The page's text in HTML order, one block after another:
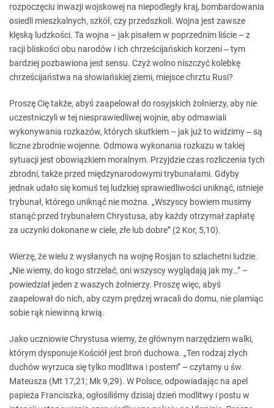
rozpoczęciu inwazji wojskowej na niepodległy kraj, bombardowania
osiedli mieszkalnych, szkół, czy przedszkoli. Wojna jest zawsze
klęską ludzkości. Ta wojna – jak pisałem w poprzednim liście – z
racji bliskości obu narodów i ich chrześcijańskich korzeni ‒ tym
bardziej pozbawiona jest sensu. Czyż wolno niszczyć kolebkę
chrześcijaństwa na słowiańskiej ziemi, miejsce chrztu Rusi?
Proszę Cię także, abyś zaapelował do rosyjskich żołnierzy, aby nie
uczestniczyli w tej niesprawiedliwej wojnie, aby odmawiali
wykonywania rozkazów, których skutkiem – jak już to widzimy ‒ są
liczne zbrodnie wojenne. Odmowa wykonania rozkazu w takiej
sytuacji jest obowiązkiem moralnym. Przyjdzie czas rozliczenia tych
zbrodni, także przed międzynarodowymi trybunałami. Gdyby
jednak udało się komuś tej ludzkiej sprawiedliwości uniknąć, istnieje
trybunał, którego uniknąć nie można. „Wszyscy bowiem musimy
stanąć przed trybunałem Chrystusa, aby każdy otrzymał zapłatę
za uczynki dokonane w ciele, złe lub dobre” (2 Kor, 5,10).
Wierzę, że wielu z wysłanych na wojnę Rosjan to szlachetni ludzie.
„Nie wiemy, do kogo strzelać, oni wszyscy wyglądają jak my…” –
powiedział jeden z waszych żołnierzy. Proszę więc, abyś
zaapelował do nich, aby czym prędzej wracali do domu, nie plamiąc
sobie rąk niewinną krwią.
Jako uczniowie Chrystusa wiemy, że głównym narzędziem walki,
którym dysponuje Kościół jest broń duchowa. „Ten rodzaj złych
duchów wyrzuca się tylko modlitwa i postem” – czytamy u św.
Mateusza (Mt 17,21; Mk 9,29). W Polsce, odpowiadając na apel
papieża Franciszka, ogłosiliśmy dzisiaj dzień modlitwy i postu w